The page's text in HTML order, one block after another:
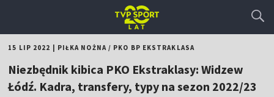
15 LIP 2022 PIŁKA NOŻNA/ PKO BP EKSTRAKLASA
Niezbędnik kibica PKO Ekstraklasy: Widzew
Łódź. Kadra, transfery, typy na sezon 2022/23